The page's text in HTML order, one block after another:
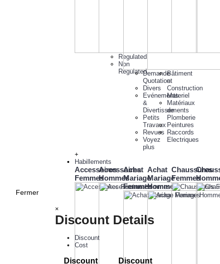
Regulated
Non
RegulatedDemande
Quotation
Divers
Evénements
&
Divertissements
Petits
Travaux
Revues
Voyez
plus
Bâtiment
et
Construction
Materiel
Matériaux
de
Plomberie
Peintures
Raccords
Electriques
+
Habillements
Accessoires
Femmes
Accessoires
Hommes
Achat
Mariage
Femmes
Achat
Mariage
Hommes
Chaussures
Femmes
Fermer
×
Discount Details
Discount
Cost
Discount Discount